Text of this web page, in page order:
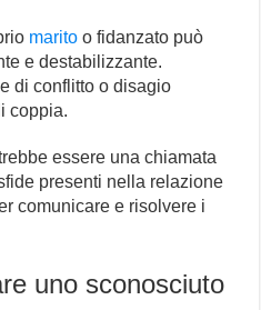
marito o fidanzato può
e destabilizzante.
di conflitto o disagio
coppia.
essere una chiamata
presenti nella relazione
comunicare e risolvere i
uno sconosciuto